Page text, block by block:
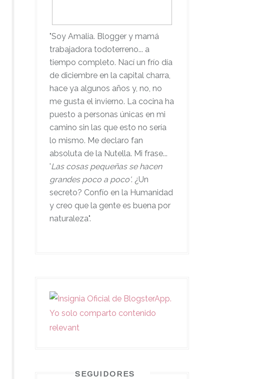
"Soy Amalia. Blogger y mamá
trabajadora todoterreno... a
tiempo completo. Nací un frío día
de diciembre en la capital charra,
hace ya algunos años y, no, no
me gusta el invierno. La cocina ha
puesto a personas únicas en mi
camino sin las que esto no sería
lo mismo. Me declaro fan
absoluta de la Nutella. Mi frase...
'Las cosas pequeñas se hacen
grandes poco a poco'. ¿Un
secreto? Confío en la Humanidad
y creo que la gente es buena por
naturaleza".
SEGUIDORES